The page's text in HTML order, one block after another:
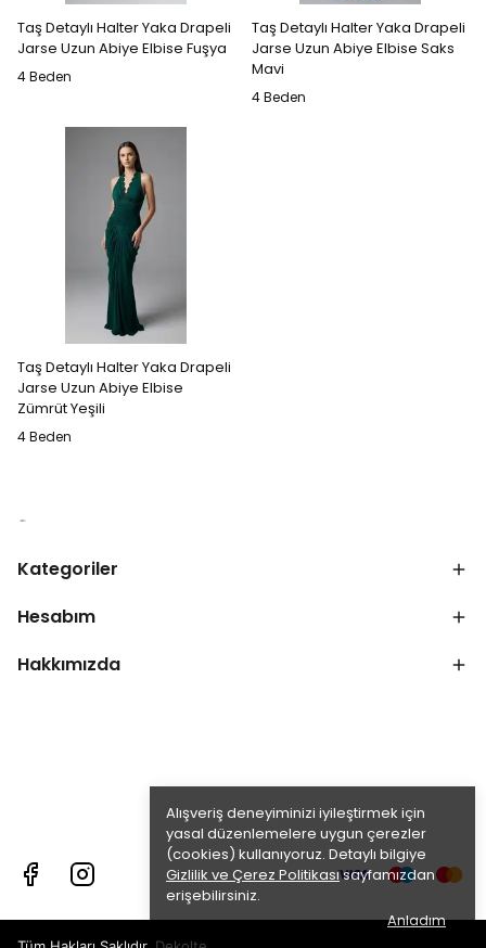
Alışveriş deneyiminizi iyileştirmek için
yasal düzenlemelere uygun çerezler
(cookies) kullanıyoruz. Detaylı bilgiye
Gizlilik ve Çerez Politikasısayfamızdan
erişebilirsiniz.
Anladım
Taş Detaylı Halter Yaka Drapeli
Jarse Uzun Abiye Elbise Fuşya
4 Beden
Taş Detaylı Halter Yaka Drapeli
Jarse Uzun Abiye Elbise Saks
Mavi
4 Beden
Taş Detaylı Halter Yaka Drapeli
Jarse Uzun Abiye Elbise
Zümrüt Yeşili
4 Beden
Kategoriler
Hesabım
Hakkımızda